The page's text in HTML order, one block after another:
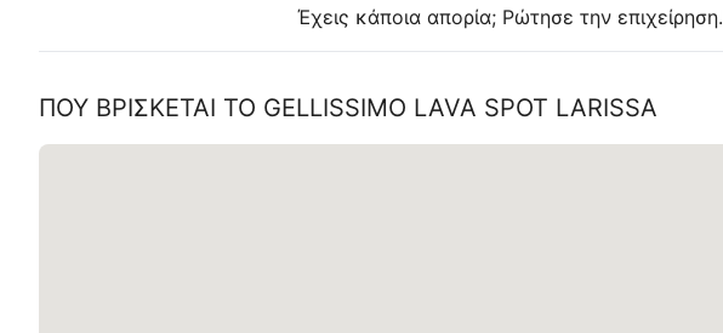
Έχεις κάποια απορία; Ρώτησε την επιχείρηση.
ΠΟΥ ΒΡΊΣΚΕΤΑΙ ΤΟ GELLISSIMO LAVA SPOT LARISSA